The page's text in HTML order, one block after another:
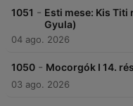
1051 - Esti mese: Kis
Gyula)
04 ago. 2026
1050 - Mocorgók I 14.
03 ago. 2026